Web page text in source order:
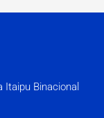
Binacional